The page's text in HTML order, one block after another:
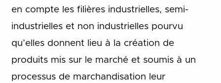
en compte les filières industrielles, semi-
industrielles et non industrielles pourvu
qu’elles donnent lieu à la création de
produits mis sur le marché et soumis à un
processus de marchandisation leur